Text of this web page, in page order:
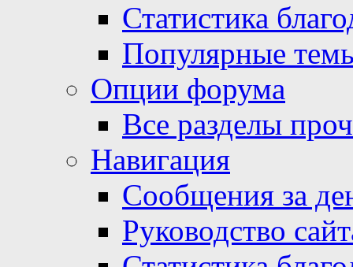
Статистика
Популярные
Опции форума
Все разделы
Навигация
Сообщения за
Руководство